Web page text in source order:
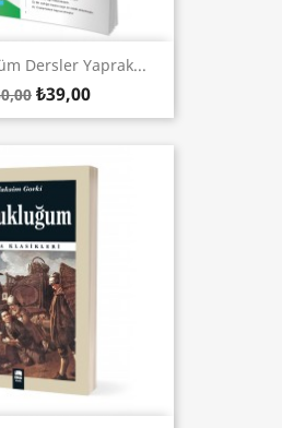
Dersler Yaprak...
₺39,00